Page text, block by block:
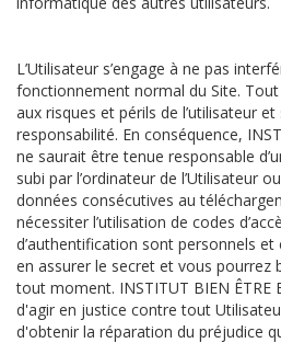
L’Utilisateur s’engage à ne pas
fonctionnement normal du Site.
aux risques et périls de l’utilisateur
responsabilité. En conséquence,
ne saurait être tenue responsable
subi par l’ordinateur de l’Utilisateur
données consécutives au
nécessiter l’utilisation de codes
d’authentification sont personnels
en assurer le secret et vous pourrez
tout moment. INSTITUT BIEN ÊTRE
d'agir en justice contre tout
d'obtenir la réparation du préjudice